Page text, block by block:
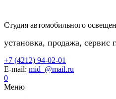
Студия автомобильного
установка, продажа, сервис
+7 (4212) 94-02-01
E-mail: mid_@mail.ru
0
Меню